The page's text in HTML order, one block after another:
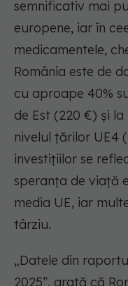
semnificativ mai
europene, iar în
medicamentele,
România este de
cu aproape 40%
de Est (220 €) și
nivelul țărilor UE4
investițiilor se
speranța de viață
media UE, iar
târziu.
„Datele din
2025”, arată că